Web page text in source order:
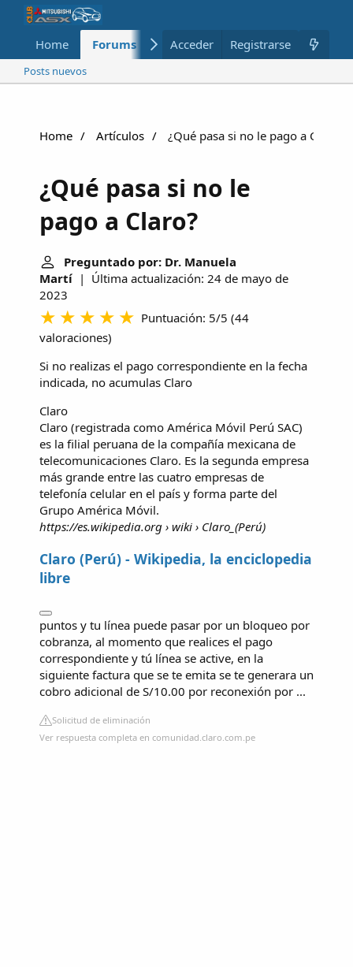
Home Forums Nuevo Miembros
Acceder Registrarse
Posts nuevos
Home Artículos ¿Qué pasa si no le pago a Claro?
¿Qué pasa si no le
pago a Claro?
Preguntado por: Dr. Manuela
Martí | Última actualización: 24 de mayo de
2023
Puntuación: 5/5 (44
valoraciones)
Si no realizas el pago correspondiente en la fecha
indicada, no acumulas Claro
Claro
Claro (registrada como América Móvil Perú SAC)
es la filial peruana de la compañía mexicana de
telecomunicaciones Claro. Es la segunda empresa
más grande entre las cuatro empresas de
telefonía celular en el país y forma parte del
Grupo América Móvil.
https://es.wikipedia.org › wiki › Claro_(Perú)
Claro (Perú) - Wikipedia, la enciclopedia
libre
puntos y tu línea puede pasar por un bloqueo por
cobranza, al momento que realices el pago
correspondiente y tú línea se active, en la
siguiente factura que se te emita se te generara un
cobro adicional de S/10.00 por reconexión por ...
Solicitud de eliminación
Ver respuesta completa en comunidad.claro.com.pe